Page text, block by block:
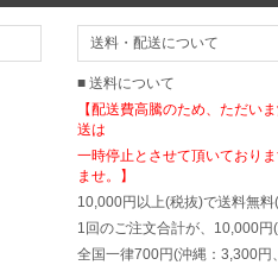
送料・配送について
■ 送料について
【配送費高騰のため、ただい
送は
一時停止とさせて頂いており
ませ。】
10,000円以上(税抜)で送料無
1回のご注文合計が、10,000円
全国一律700円(沖縄：3,300円